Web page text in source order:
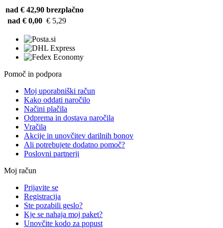
nad € 42,90 brezplačno
nad € 0,00 € 5,29
Pomoč in podpora
Moj uporabniški račun
Kako oddati naročilo
Načini plačila
Odprema in dostava naročila
Vračila
Akcije in unovčitev darilnih bonov
Ali potrebujete dodatno pomoč?
Poslovni partnerji
Moj račun
Prijavite se
Registracija
Ste pozabili geslo?
Kje se nahaja moj paket?
Unovčite kodo za popust